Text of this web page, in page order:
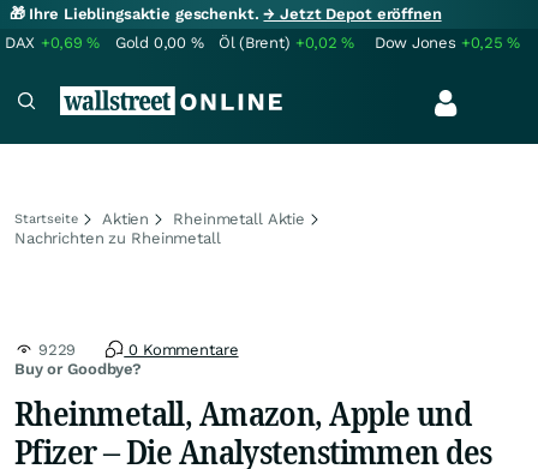
🎁 Ihre Lieblingsaktie geschenkt.→ Jetzt Depot eröffnen
DAX +0,69% Gold 0,00 % Öl (Brent) +0,02% Dow Jones +0,25%
Startseite Aktien
Rheinmetall Aktie
Nachrichten zu Rheinmetall
Buy or Goodbye?
9229 0 Kommentare
Rheinmetall, Amazon, Apple und
Pfizer – Die Analystenstimmen des